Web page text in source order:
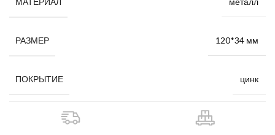
РАЗМЕР 120*34 мм
ПОКРЫТИЕ цинк